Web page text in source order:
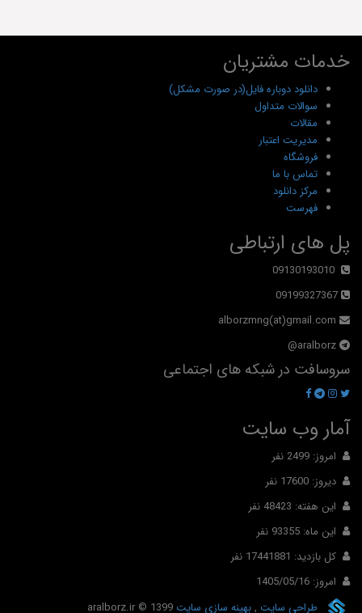
خدمات مشتریان
دانلود دوباره فایل(در صورت مشکل)
سوالات متداول
مقالات
مدیریت اعتبار
فروشگاه
تماس با ما
مرکز دانلود
فهرست
پل های ارتباطی
09130193010
09199327367
alborzmng(at)gmail.com
aralborz@
سروسافت در شبکه های اجتماعی
آمار وب سایت
امروز: 2499 نفر
دیروز: 17600 نفر
این هفته: 48423 نفر
این ماه: 93355 نفر
کل بازدید: 17441881 نفر
امروز: 1405/05/16
طراحی سایت ,بهینه سازی سایت aralborz.ir © 1399